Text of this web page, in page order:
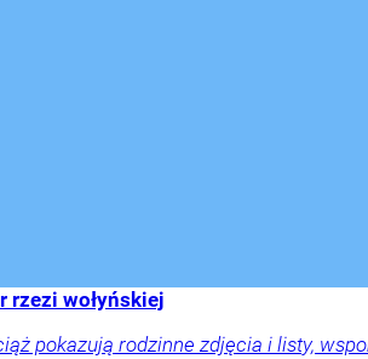
rzezi wołyńskiej
pokazują rodzinne zdjęcia i listy,